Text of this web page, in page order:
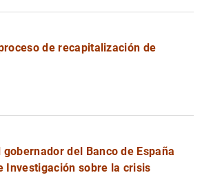
de recapitalización de
del Banco de España
Investigación sobre la crisis